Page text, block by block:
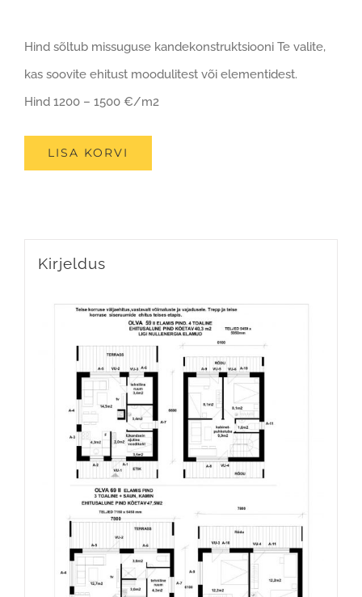
Hind sõltub missuguse kandekonstruktsiooni Te valite,
kas soovite ehitust moodulitest või elementidest.
Hind 1200 – 1500 €/m2
LISA KORVI
Kirjeldus